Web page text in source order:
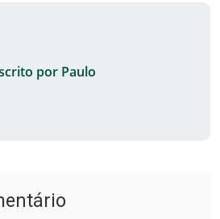
por Paulo